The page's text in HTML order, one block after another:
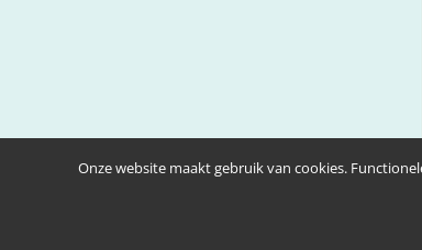
Onze website maakt gebruik van cookies.